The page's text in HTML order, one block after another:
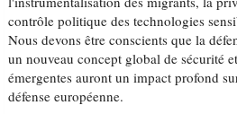
contrôle politique des technologies
Nous devons être conscients que la
un nouveau concept global de sécurité
émergentes auront un impact profond
défense européenne.